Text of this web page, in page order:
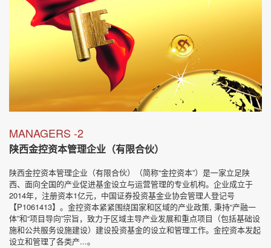
MANAGERS -2
陕西金控资本管理企业（有限合伙）
陕西金控资本管理企业（有限合伙）（简称“金控资本”）是一家立足陕
西、面向全国的产业促进基金设立与运营管理的专业机构。企业成立于
2014年，注册资本1亿元，中国证券投资基金业协会管理人登记号
【P1061413】。金控资本紧紧围绕国家和区域的产业政策, 秉持“产融一
体”和“项目导向”宗旨，致力于区域主导产业发展和重点项目（包括基础设
施和公共服务设施建设）建设投资基金的设立和管理工作。金控资本发起
设立和管理了各类产...。